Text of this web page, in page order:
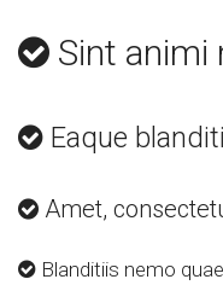
Sint animi
Eaque
Amet,
Blanditiis nemo